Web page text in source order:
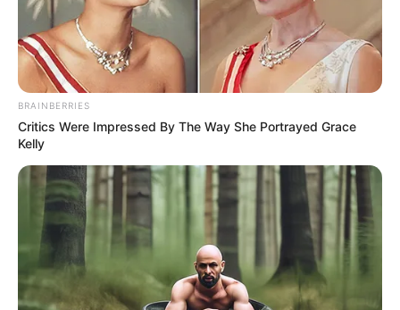
pasado miércoles 20 de mayo, escapara de su celda en el
centro carcelario.
BRAINBERRIES
Critics Were Impressed By The Way She Portrayed Grace
Kelly